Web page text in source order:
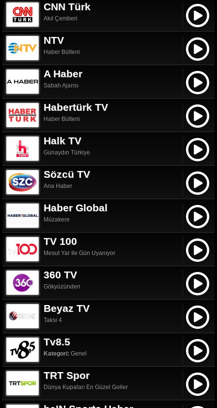
CNN Türk
Akıl Çemberi
NTV
Haber Bülteni
A Haber
Sabah Ajansı
Habertürk TV
Haber Bülteni
Halk TV
Günaydın Türkiye
Sözcü TV
Ana Haber
Haber Global
Müzakere
TV 100
Mesut Yar Ile Gün Uyanıyor
360 TV
Gökyüzünden
Beyaz TV
Taksi 4
Tv8.5
Kategori: Genel
TRT Spor
Dünya Kupaları En Güzel Goller